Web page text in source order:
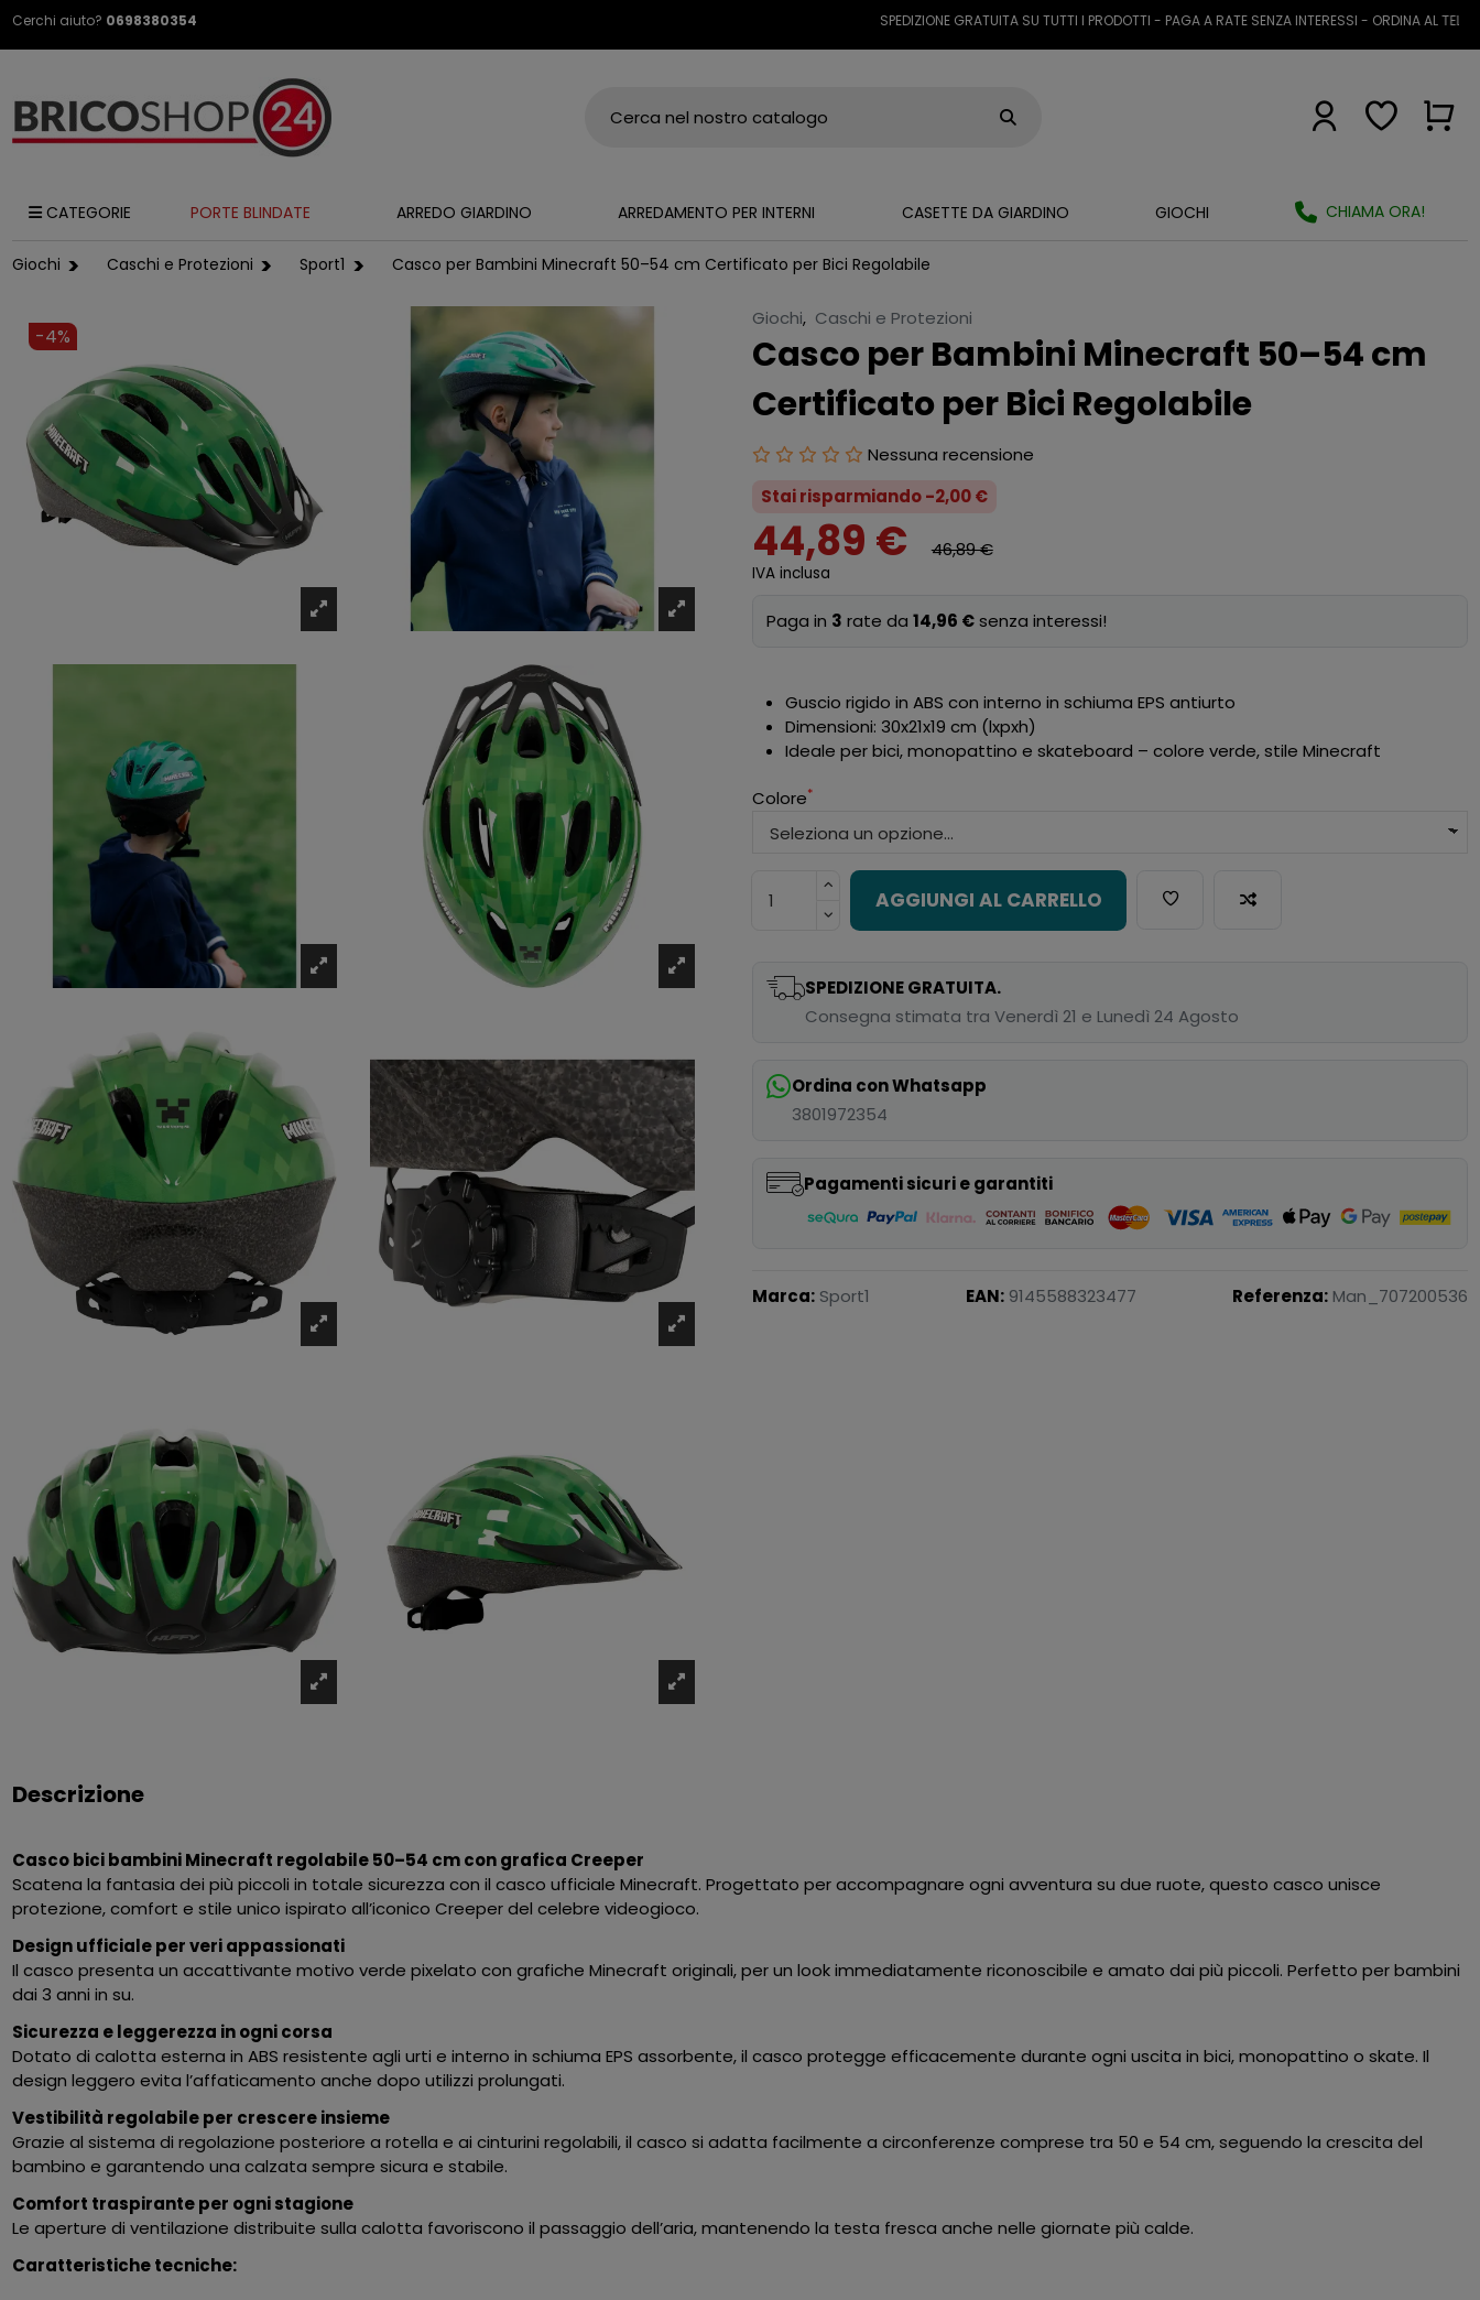
Cerchi aiuto? 0698380354 SPEDIZIONE GRATUITA SU TUTTI I PRODOTTI - PAGA A RATE SENZA INTERESSI - ORDINA AL TELEFONO O
CATEGORIE PORTE BLINDATE ARREDO GIARDINO ARREDAMENTO PER INTERNI CASETTE DA GIARDINO GIOCHI CHIAMA ORA!
Giochi Caschi e Protezioni Sport1 Casco per Bambini Minecraft 50–54 cm Certificato per Bici Regolabile
-4%
Giochi, Caschi e Protezioni
Casco per Bambini Minecraft 50–54 cm
Certificato per Bici Regolabile
Nessuna recensione
Stai risparmiando -2,00 €
44,89 € 46,89 €
IVA inclusa
Paga in 3 rate da14,96 €senza interessi!
Guscio rigido in ABS con interno in schiuma EPS antiurto
Dimensioni: 30x21x19 cm (lxpxh)
Ideale per bici, monopattino e skateboard – colore verde, stile Minecraft
Colore*
AGGIUNGI AL CARRELLO
SPEDIZIONE GRATUITA.
Consegna stimata tra Venerdì 21 e Lunedì 24 Agosto
Ordina con Whatsapp
3801972354
Pagamenti sicuri e garantiti
Marca: Sport1 EAN: 9145588323477 Referenza: Man_707200536
Descrizione
Casco bici bambini Minecraft regolabile 50–54 cm con grafica Creeper
Scatena la fantasia dei più piccoli in totale sicurezza con il casco ufficiale Minecraft. Progettato per accompagnare ogni avventura su due ruote, questo casco unisce
protezione, comfort e stile unico ispirato all’iconico Creeper del celebre videogioco.
Design ufficiale per veri appassionati
Il casco presenta un accattivante motivo verde pixelato con grafiche Minecraft originali, per un look immediatamente riconoscibile e amato dai più piccoli. Perfetto per bambini
dai 3 anni in su.
Sicurezza e leggerezza in ogni corsa
Dotato di calotta esterna in ABS resistente agli urti e interno in schiuma EPS assorbente, il casco protegge efficacemente durante ogni uscita in bici, monopattino o skate. Il
design leggero evita l’affaticamento anche dopo utilizzi prolungati.
Vestibilità regolabile per crescere insieme
Grazie al sistema di regolazione posteriore a rotella e ai cinturini regolabili, il casco si adatta facilmente a circonferenze comprese tra 50 e 54 cm, seguendo la crescita del
bambino e garantendo una calzata sempre sicura e stabile.
Comfort traspirante per ogni stagione
Le aperture di ventilazione distribuite sulla calotta favoriscono il passaggio dell’aria, mantenendo la testa fresca anche nelle giornate più calde.
Caratteristiche tecniche: